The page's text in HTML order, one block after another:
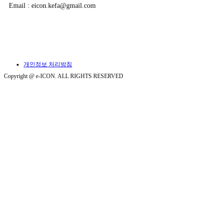
Email : eicon.kefa@gmail.com
개인정보 처리방침
Copyright @ e-ICON. ALL RIGHTS RESERVED